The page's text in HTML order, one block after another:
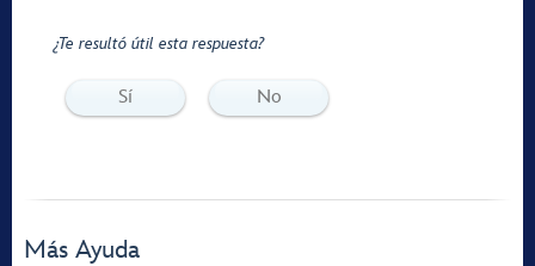
¿Te resultó útil esta respuesta?
Sí No
Más Ayuda